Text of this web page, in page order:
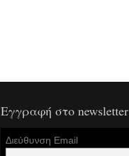
Εγγραφή στο newsletter
Διεύθυνση Email